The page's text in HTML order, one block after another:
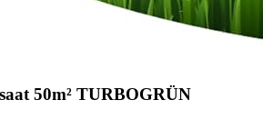
50m² TURBOGRÜN